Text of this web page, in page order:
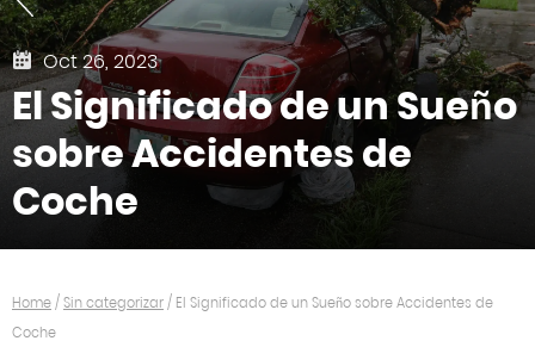
Oct 26, 2023
El Significado de un Sueño
sobre Accidentes de
Coche
Home/Sin categorizar/ El Significado de un Sueño sobre Accidentes de
Coche